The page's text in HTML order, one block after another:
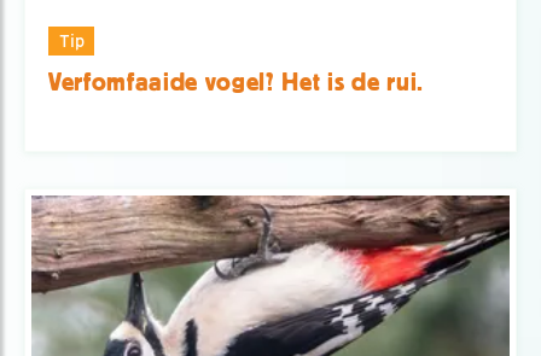
Tip
Verfomfaaide vogel? Het is de rui.